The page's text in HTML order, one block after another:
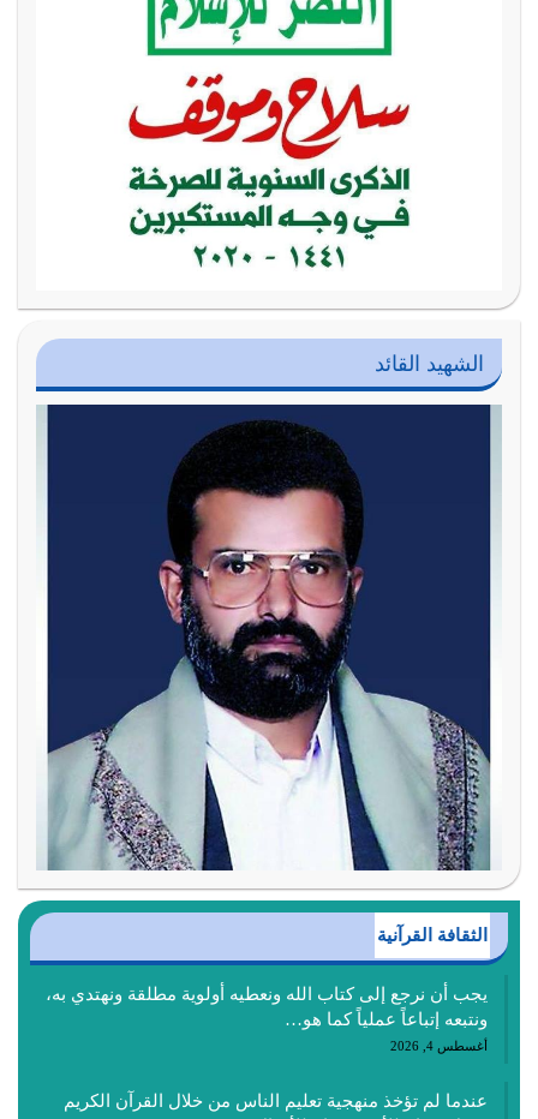
الشهيد القائد
الثقافة القرآنية
يجب أن نرجع إلى كتاب الله ونعطيه أولوية مطلقة ونهتدي به،
ونتبعه إتباعاً عملياً كما هو…
أغسطس 4, 2026
عندما لم تؤخذ منهجية تعليم الناس من خلال القرآن الكريم